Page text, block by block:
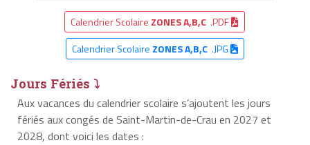
Calendrier Scolaire ZONES A,B,C .PDF
Calendrier Scolaire ZONES A,B,C.JPG
Jours Fériés ⤵
Aux vacances du calendrier scolaire s’ajoutent les jours
fériés aux congés de Saint-Martin-de-Crau en 2027 et
2028, dont voici les dates :